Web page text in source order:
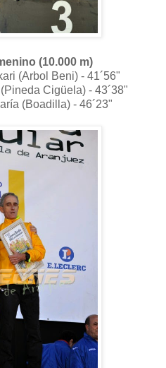
(10.000 m)
(Arbol Beni) - 41´56"
Cigüela) - 43´38"
(Boadilla) - 46´23"